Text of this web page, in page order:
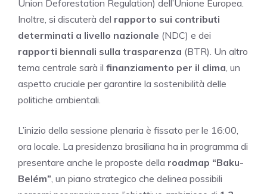
Union Deforestation Regulation) dell’Unione Europea.
Inoltre, si discuterà del rapporto sui contributi
determinati a livello nazionale (NDC) e dei
rapporti biennali sulla trasparenza (BTR). Un altro
tema centrale sarà il finanziamento per il clima, un
aspetto cruciale per garantire la sostenibilità delle
politiche ambientali.
L’inizio della sessione plenaria è fissato per le 16:00,
ora locale. La presidenza brasiliana ha in programma di
presentare anche le proposte della roadmap “Baku-
Belém”, un piano strategico che delinea possibili